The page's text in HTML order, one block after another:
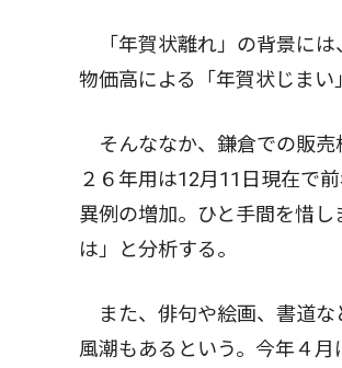
「年賀状離れ」の背景には
物価高による「年賀状じまい
そんななか、鎌倉での販売
２６年用は12月11日現在で
異例の増加。ひと手間を惜
は」と分析する。
また、俳句や絵画、書道な
風潮もあるという。今年４